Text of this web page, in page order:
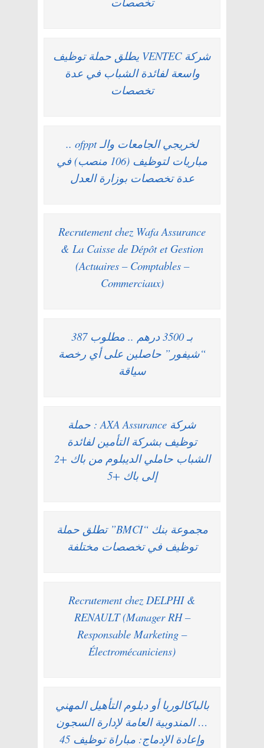
شركة VENTEC يطلق حملة توظيف
واسعة لفائدة الشباب في عدة
تخصصات
لخريجي الجامعات والـ ofppt ..
مباريات لتوظيف (106 منصب) في
عدة تخصصات بوزارة العدل
Recrutement chez Wafa Assurance
& La Caisse de Dépôt et Gestion
(Actuaires – Comptables –
Commerciaux)
بـ 3500 درهم .. مطلوب 387
“شيفور” حاصلين على أي رخصة
سياقة
شركة AXA Assurance : حملة
توظيف بشركة التأمين لفائدة
الشباب حاملي الديبلوم من باك +2
إلى باك +5
مجموعة بنك “BMCI” تطلق حملة
توظيف في تخصصات مختلفة
Recrutement chez DELPHI &
RENAULT (Manager RH –
Responsable Marketing –
Électromécaniciens)
بالباكالوريا أو دبلوم التأهيل المهني
… المندوبية العامة لإدارة السجون
وإعادة الإدماج: مباراة توظيف 45